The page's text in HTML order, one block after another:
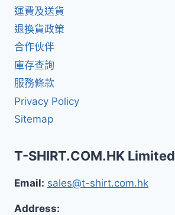
運費及送貨
退換貨政策
合作伙伴
庫存查詢
服務條款
Privacy Policy
Sitemap
T-SHIRT.COM.HK Limited
Email: sales@t-shirt.com.hk
Address: